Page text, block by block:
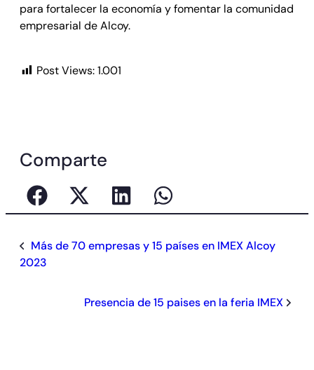
para fortalecer la economía y fomentar la comunidad
empresarial de Alcoy.
Post Views:1.001
Comparte
Más de 70 empresas y 15 países en IMEX Alcoy
2023
Presencia de 15 paises en la feria IMEX